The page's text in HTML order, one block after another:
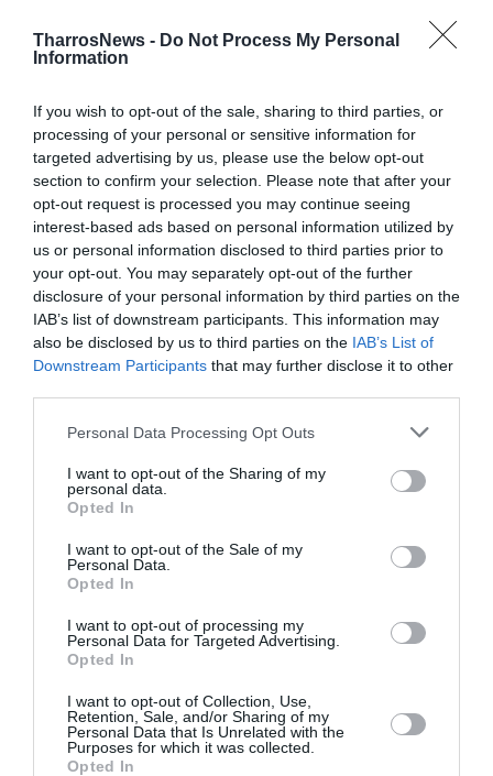
TharrosNews - Do Not Process My Personal
Information
If you wish to opt-out of the sale, sharing to third parties, or
processing of your personal or sensitive information for
targeted advertising by us, please use the below opt-out
section to confirm your selection. Please note that after your
opt-out request is processed you may continue seeing
interest-based ads based on personal information utilized by
us or personal information disclosed to third parties prior to
your opt-out. You may separately opt-out of the further
disclosure of your personal information by third parties on the
IAB’s list of downstream participants. This information may
also be disclosed by us to third parties on the IAB’s List of
Downstream Participants that may further disclose it to other
Personal Data Processing Opt Outs
I want to opt-out of the Sharing of my
personal data.
Opted In
I want to opt-out of the Sale of my
Personal Data.
Opted In
I want to opt-out of processing my
Personal Data for Targeted Advertising.
Opted In
I want to opt-out of Collection, Use,
Retention, Sale, and/or Sharing of my
Personal Data that Is Unrelated with the
Purposes for which it was collected.
Opted In
Facebook Twitter